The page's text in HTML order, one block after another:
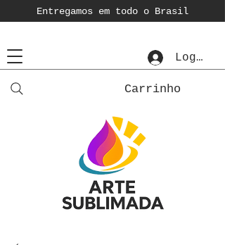
Entregamos em todo o Brasil
Login
Carrinho